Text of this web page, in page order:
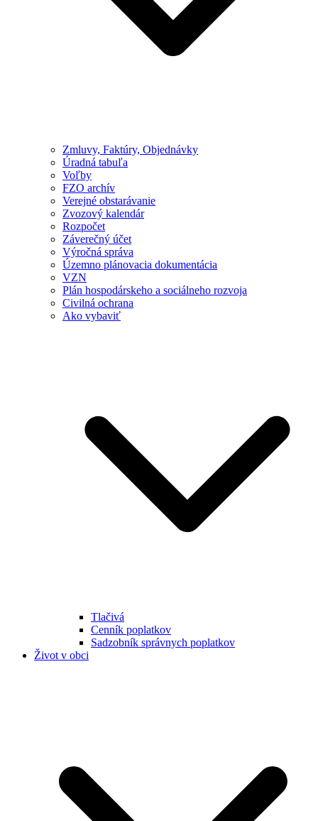
Zmluvy, Faktúry, Objednávky
Úradná tabuľa
Voľby
FZO archív
Verejné obstarávanie
Zvozový kalendár
Rozpočet
Záverečný účet
Výročná správa
Územno plánovacia dokumentácia
VZN
Plán hospodárskeho a sociálneho rozvoja
Civilná ochrana
Ako vybaviť
Tlačivá
Cenník poplatkov
Sadzobník správnych poplatkov
Život v obci